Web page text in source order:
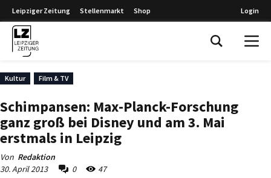
Leipziger Zeitung Stellenmarkt Shop Login
Kultur Film & TV
Schimpansen: Max-Planck-Forschung
ganz groß bei Disney und am 3. Mai
erstmals in Leipzig
Von Redaktion
30. April 2013
0 47